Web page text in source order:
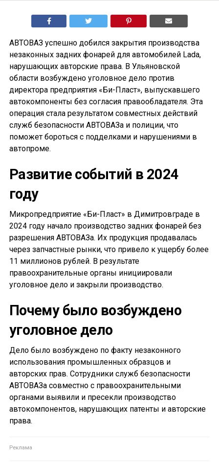
АВТОВАЗ успешно добился закрытия производства
незаконных задних фонарей для автомобилей Lada,
нарушающих авторские права. В Ульяновской
области возбуждено уголовное дело против
директора предприятия «Би-Пласт», выпускавшего
автокомпоненты без согласия правообладателя. Эта
операция стала результатом совместных действий
служб безопасности АВТОВАЗа и полиции, что
поможет бороться с подделками и нарушениями в
автопроме.
Развитие событий в 2024
году
Микропредприятие «Би-Пласт» в Димитровграде в
2024 году начало производство задних фонарей без
разрешения АВТОВАЗа. Их продукция продавалась
через запчастные рынки, что привело к ущербу более
11 миллионов рублей. В результате
правоохранительные органы инициировали
уголовное дело и закрыли производство.
Почему было возбуждено
уголовное дело
Дело было возбуждено по факту незаконного
использования промышленных образцов и
авторских прав. Сотрудники служб безопасности
АВТОВАЗа совместно с правоохранительными
органами выявили и пресекли производство
автокомпонентов, нарушающих патенты и авторские
права.